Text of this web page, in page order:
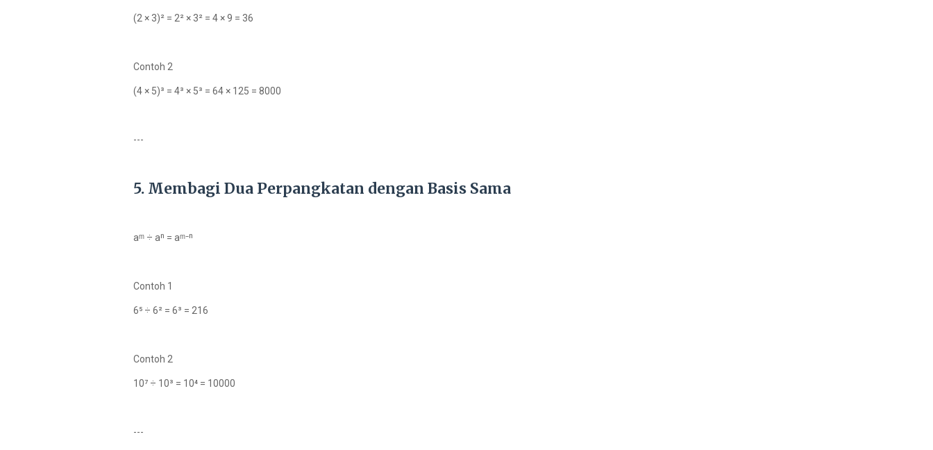
(2 × 3)² = 2² × 3² = 4 × 9 = 36
Contoh 2
(4 × 5)³ = 4³ × 5³ = 64 × 125 = 8000
---
5. Membagi Dua Perpangkatan dengan Basis Sama
aᵐ ÷ aⁿ = aᵐ⁻ⁿ
Contoh 1
6⁵ ÷ 6² = 6³ = 216
Contoh 2
10⁷ ÷ 10³ = 10⁴ = 10000
---